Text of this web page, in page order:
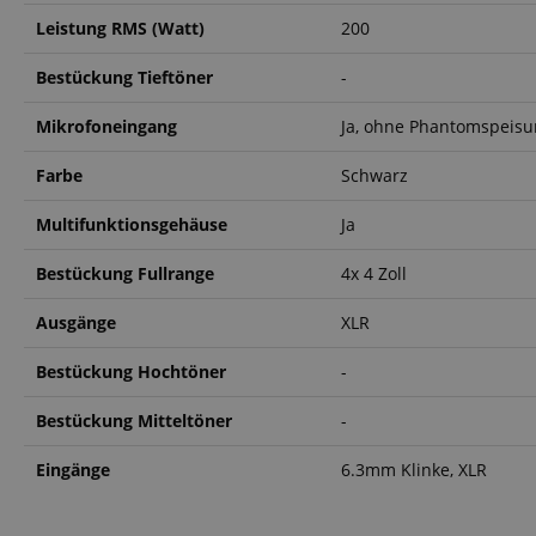
Leistung RMS (Watt) 200
Bestückung Tieftöner -
Mikrofoneingang Ja, ohne
Farbe Schwarz
Multifunktionsgehäuse Ja
Bestückung Fullrange 4x 4 Zoll
Ausgänge XLR
Bestückung Hochtöner -
Bestückung Mitteltöner -
Eingänge 6.3mm Klinke, XLR
91347